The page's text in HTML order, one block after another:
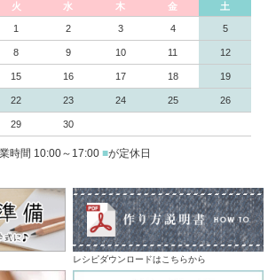
火 水 木 金 土
1 2 3 4 5
8 9 10 11 12
15 16 17 18 19
22 23 24 25 26
29 30
時間 10:00～17:00 ■が定休日
レシピダウンロードはこちらから